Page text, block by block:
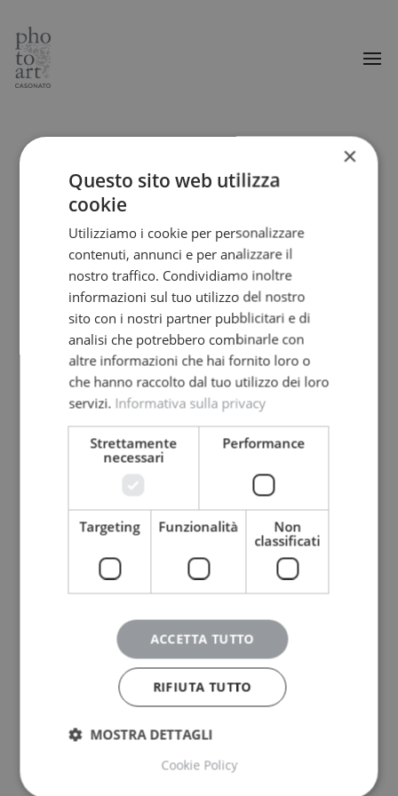
×
Questo sito web utilizza
cookie
Utilizziamo i cookie per personalizzare
contenuti, annunci e per analizzare il
nostro traffico. Condividiamo inoltre
informazioni sul tuo utilizzo del nostro
sito con i nostri partner pubblicitari e di
analisi che potrebbero combinarle con
altre informazioni che hai fornito loro o
che hanno raccolto dal tuo utilizzo dei loro
servizi. Informativa sulla privacy
Strettamente
necessari
Performance
Targeting Funzionalità
Non
classificati
ACCETTA TUTTO
RIFIUTA TUTTO
MOSTRA DETTAGLI
Cookie Policy